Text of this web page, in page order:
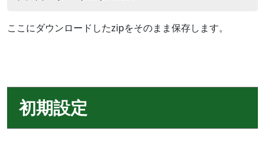
ここにダウンロードしたzipをそのまま保存します。
初期設定